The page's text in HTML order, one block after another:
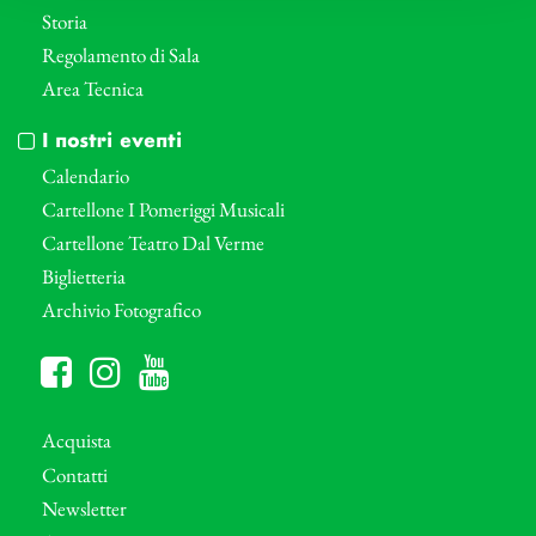
Storia
Regolamento di Sala
Area Tecnica
I nostri eventi
Calendario
Cartellone I Pomeriggi Musicali
Cartellone Teatro Dal Verme
Biglietteria
Archivio Fotografico
Acquista
Contatti
Newsletter